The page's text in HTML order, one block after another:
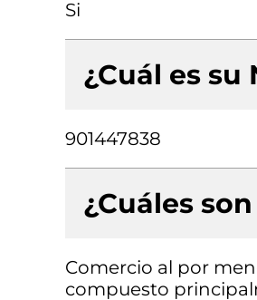
Si
¿Cuál es su
901447838
¿Cuáles
Comercio al por
compuesto